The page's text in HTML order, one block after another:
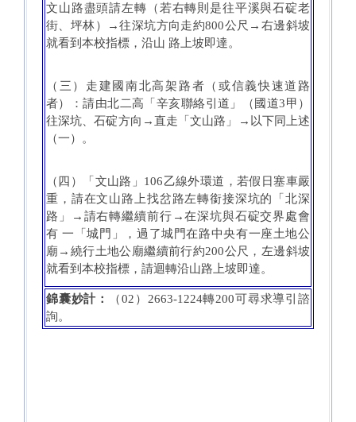
文山路盡頭請左轉（若右轉則是往平溪與石碇老
街、坪林）→往深坑方向走約800公尺→右邊斜坡
就看到本校指標，沿山 路上坡即達。
（三）走建國南北高架路者（或信義快速道路
者）：請由北二高「辛亥聯絡引道」（國道3甲）
往深坑、石碇方向→直走「文山路」→以下同上述
（一）。
（四）「文山路」106乙線外環道，若假日塞車嚴
重，請在文山路上找岔路左轉銜接深坑的「北深
路」→請右轉繼續前行→在深坑與石碇交界處會
有 一「城門」，過了城門在路中央有一座土地公
廟→繞行土地公廟繼續前行約200公尺，左邊斜坡
就看到本校指標，請迴轉沿山路上坡即達。
錦囊妙計：
（02）2663-1224轉200可尋求導引諮
詢。